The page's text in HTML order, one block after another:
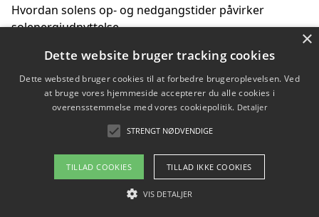
Hvordan solens op- og nedgangstider påvirker
solenergiudnyttelse
Hvordan du får svar på energispørgsmål om
vedvarende energikilder
Om / kontakt
Blog Betingelser
×
Dette website bruger tracking cookies
Dette websted bruger cookies til at forbedre brugeroplevelsen. Ved
at bruge vores hjemmeside accepterer du alle cookies i
overensstemmelse med vores cookiepolitik. Detaljer
STRENGT NØDVENDIGE
TILLAD COOKIES TILLAD IKKE COOKIES
VIS DETALJER